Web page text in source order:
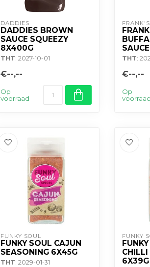
DADDIES
DADDIES BROWN
SAUCE SQUEEZY
8X400G
THT: 2027-10-01
€--,--
Op
voorraad
FRANK'S
THT:
€--,--
Op
voorraad
FUNKY SOUL
FUNKY SOUL CAJUN
SEASONING 6X45G
THT: 2029-01-31
FUNKY
6X39G